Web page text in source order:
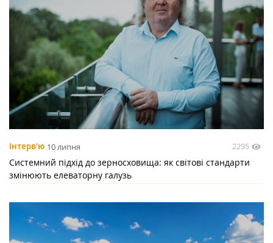
Інтерв'ю 10 липня 2295
Системний підхід до зерносховища: як світові стандарти
змінюють елеваторну галузь